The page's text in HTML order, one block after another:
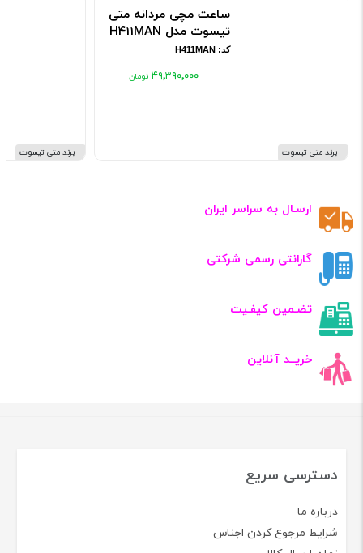
برند متی تیسوت
ساعت مچی مردانه متی
تیسوت مدل H411MAN
کد: H411MAN
۴۹٬۳۹۰٬۰۰۰
برند متی تیسوت
ارسـال به سراسر ایران
گارانتی رسمی شرکتی
تضـمین کیفـیت
خریــد آنلاین
دسترسی سریع
درباره ما
شرایط مرجوع کردن اجناس